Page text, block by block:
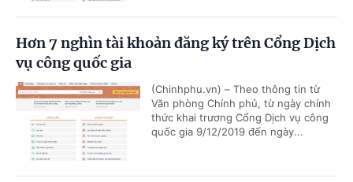
Hơn 7 nghìn tài khoản đăng ký trên Cổng Dịch
vụ công quốc gia
(Chinhphu.vn) – Theo thông tin từ
Văn phòng Chính phủ, từ ngày chính
thức khai trương Cổng Dịch vụ công
quốc gia 9/12/2019 đến ngày...